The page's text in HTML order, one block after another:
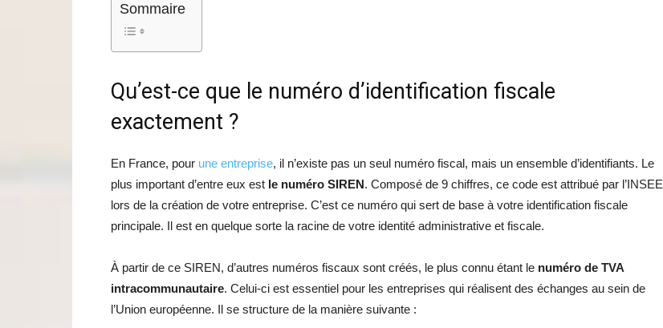
Sommaire
Qu’est-ce que le numéro d’identification fiscale
exactement ?
En France, pour une entreprise, il n’existe pas un seul numéro fiscal, mais un ensemble d’identifiants. Le
plus important d’entre eux est le numéro SIREN. Composé de 9 chiffres, ce code est attribué par l’INSEE
lors de la création de votre entreprise. C’est ce numéro qui sert de base à votre identification fiscale
principale. Il est en quelque sorte la racine de votre identité administrative et fiscale.
À partir de ce SIREN, d’autres numéros fiscaux sont créés, le plus connu étant le numéro de TVA
intracommunautaire. Celui-ci est essentiel pour les entreprises qui réalisent des échanges au sein de
l’Union européenne. Il se structure de la manière suivante :